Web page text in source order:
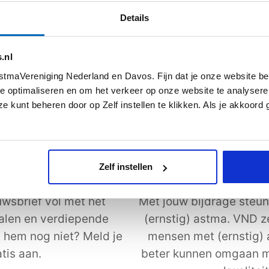
Details
Nederland en Davos. Fijn dat je onze website
optimaliseren en om het verkeer op onze website te
kunt beheren door op Zelf instellen te klikken. Als je akkoord
Zelf instellen
vol met het
en verdiepende
nog niet? Meld je
aan.
Steun
Met jouw bijdrage
(ernstig) astma. VND
mensen met (ernstig)
beter kunnen omgaan